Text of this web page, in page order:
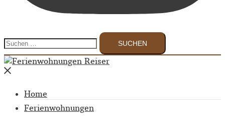
Suchen
nach:
Close
Home
Ferienwohnungen